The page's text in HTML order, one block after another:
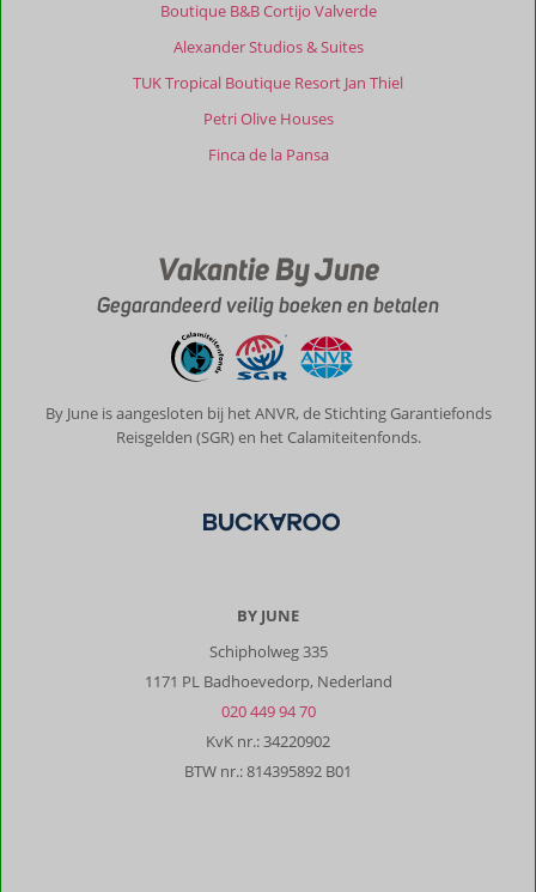
Boutique B&B Cortijo Valverde
Alexander Studios & Suites
TUK Tropical Boutique Resort Jan Thiel
Petri Olive Houses
Finca de la Pansa
Vakantie By June
Gegarandeerd veilig boeken en betalen
By June is aangesloten bij het ANVR, de Stichting Garantiefonds
Reisgelden (SGR) en het Calamiteitenfonds.
BY JUNE
Schipholweg 335
1171 PL Badhoevedorp, Nederland
020 449 94 70
KvK nr.: 34220902
BTW nr.: 814395892 B01